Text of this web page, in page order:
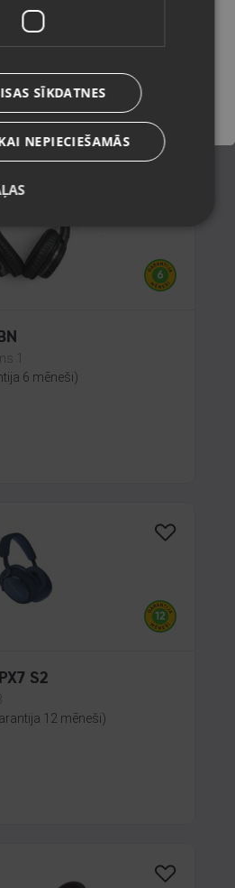
24 mēneši)
1
6 mēneši)
S2
12 mēneši)
Saglabāt
SĪKDATNES
NEPIECIEŠAMĀS